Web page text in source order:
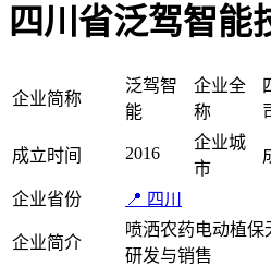
四川省泛驾智能
企业简称
泛驾智
能
企业全
称
成立时间 2016
企业城
市
企业省份 📍 四川
企业简介
喷洒农药电动植保
研发与销售